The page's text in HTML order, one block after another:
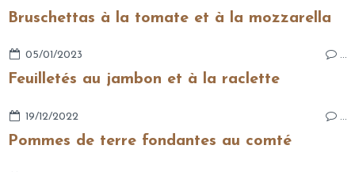
Bruschettas à la tomate et à la mozzarella
05/01/2023 …
Feuilletés au jambon et à la raclette
19/12/2022 …
Pommes de terre fondantes au comté